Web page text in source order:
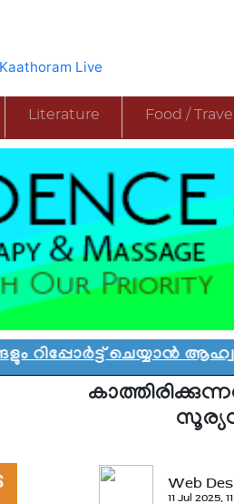
Kaathoram Live
Literature Food / Travel
ചെയ്യാൻ ആഹ്വാനം:
Web
11 Jul 2025,